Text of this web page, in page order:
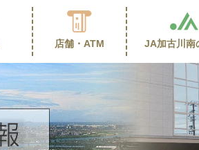
店舗・ ATM JA加古川南